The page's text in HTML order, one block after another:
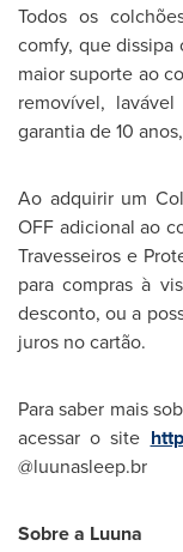
Todos os
comfy, que dissipa
maior suporte ao
removível,
garantia de 10
Ao adquirir um
OFF adicional ao
Travesseiros e
para compras à
desconto, ou a
juros no cartão.
Para saber mais
acessar o site
@luunasleep.br
Sobre a Luuna